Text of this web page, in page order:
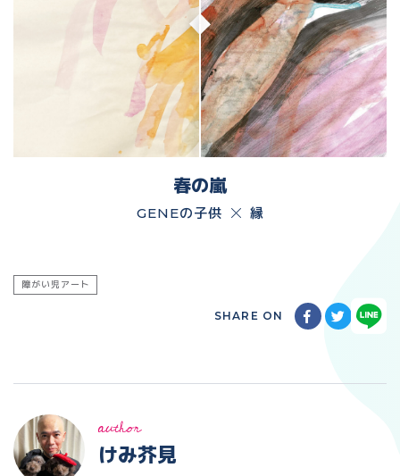
春の嵐
GENEの子供 縁
障がい児アート
SHARE ON
author
けみ芥見